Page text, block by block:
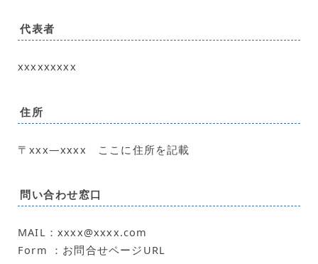
代表者
xxxxxxxxx
住所
〒xxx―xxxx ここに住所を記載
問い合わせ窓口
MAIL：xxxx@xxxx.com
Form ：お問合せページURL